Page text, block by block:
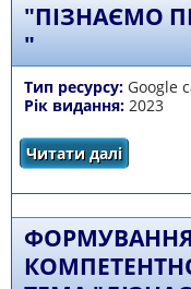
"ПІЗНАЄМО
"
Тип ресурсу: Google
Рік видання: 2023
Читати даліпро